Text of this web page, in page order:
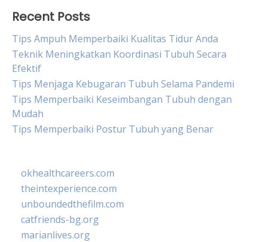
Recent Posts
Tips Ampuh Memperbaiki Kualitas Tidur Anda
Teknik Meningkatkan Koordinasi Tubuh Secara
Efektif
Tips Menjaga Kebugaran Tubuh Selama Pandemi
Tips Memperbaiki Keseimbangan Tubuh dengan
Mudah
Tips Memperbaiki Postur Tubuh yang Benar
okhealthcareers.com
theintexperience.com
unboundedthefilm.com
catfriends-bg.org
marianlives.org